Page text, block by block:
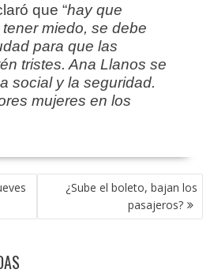
que “hay que
miedo, se debe
para que las
tristes. Ana Llanos se
social y la seguridad.
mujeres en los
¿Sube el boleto, bajan los
pasajeros?